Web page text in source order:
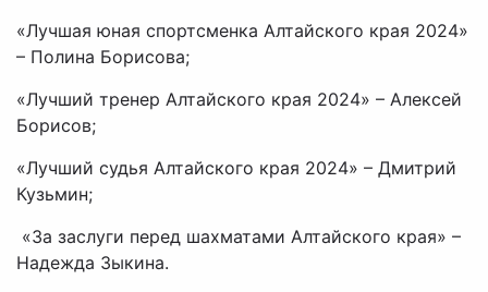
«Лучшая юная спортсменка Алтайского края 2024»
– Полина Борисова;
«Лучший тренер Алтайского края 2024» – Алексей
Борисов;
«Лучший судья Алтайского края 2024» – Дмитрий
Кузьмин;
«За заслуги перед шахматами Алтайского края» –
Надежда Зыкина.